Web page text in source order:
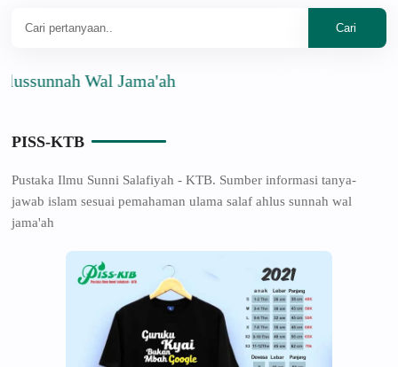
Wal Jama'ah
PISS-KTB
Pustaka Ilmu Sunni Salafiyah - KTB. Sumber informasi tanya-
jawab islam sesuai pemahaman ulama salaf ahlus sunnah wal
jama'ah